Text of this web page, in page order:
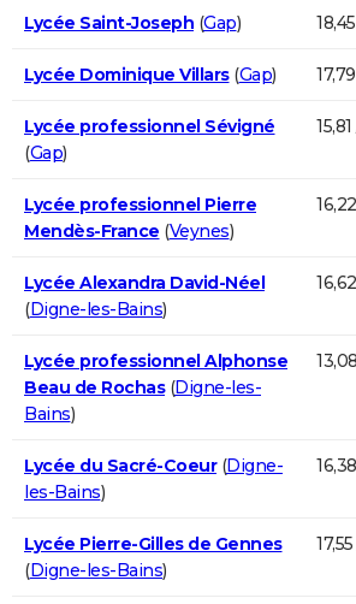
Lycée Saint-Joseph (Gap)
Lycée Dominique Villars(Gap)
Lycée professionnel Sévigné
(Gap)
Lycée professionnel Pierre
Mendès-France (Veynes)
Lycée Alexandra David-Néel
(Digne-les-Bains)
Lycée professionnel Alphonse
Beau de Rochas(Digne-les-
Bains)
Lycée du Sacré-Coeur(Digne-
les-Bains)
Lycée Pierre-Gilles de Gennes
(Digne-les-Bains)